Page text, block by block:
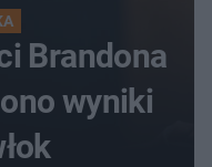
Brandona
wyniki